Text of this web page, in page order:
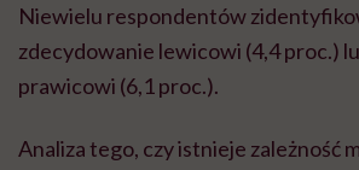
Niewielu respondentów
zdecydowanie lewicowi (4,4 proc.)
prawicowi (6,1 proc.).
Analiza tego, czy istnieje zależność